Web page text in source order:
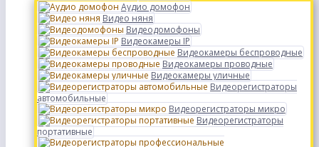
Аудио домофон
Видео няня
Видеодомофоны
Видеокамеры IP
Видеокамеры беспроводные
Видеокамеры проводные
Видеокамеры уличные
Видеорегистраторы
автомобильные
Видеорегистраторы микро
Видеорегистраторы
портативные